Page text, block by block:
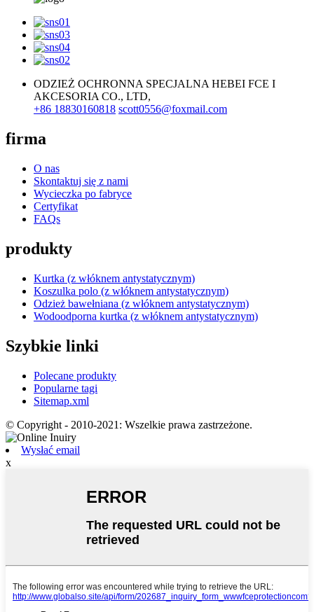
ODZIEŻ OCHRONNA SPECJALNA HEBEI FCE I
AKCESORIA CO., LTD,
+86 18830160818 scott0556@foxmail.com
firma
O nas
Skontaktuj się z nami
Wycieczka po fabryce
Certyfikat
FAQs
produkty
Kurtka (z włóknem antystatycznym)
Koszulka polo (z włóknem antystatycznym)
Odzież bawełniana (z włóknem antystatycznym)
Wodoodporna kurtka (z włóknem antystatycznym)
Szybkie linki
Polecane produkty
Popularne tagi
Sitemap.xml
© Copyright - 2010-2021: Wszelkie prawa zastrzeżone.
Wysłać email
x